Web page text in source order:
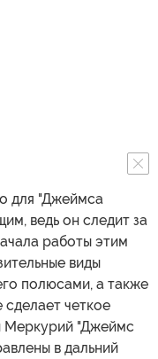
для "Джеймса
ведь он следит за
работы этим
виды
полюсами, а также
четкое
Меркурий "Джеймс
в дальний